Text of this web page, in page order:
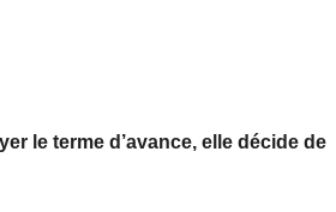
le terme d’avance, elle décide de